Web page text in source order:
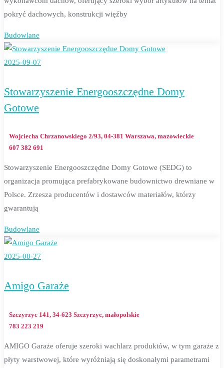
pokryć dachowych, konstrukcji więźby
Budowlane
2025-09-07
Stowarzyszenie Energooszczędne Domy
Gotowe
Wojciecha Chrzanowskiego 2/93, 04-381 Warszawa, mazowieckie
607 382 691
Stowarzyszenie Energooszczędne Domy Gotowe (SEDG) to
organizacja promująca prefabrykowane budownictwo drewniane w
Polsce. Zrzesza producentów i dostawców materiałów, którzy
gwarantują
Budowlane
2025-08-27
Amigo Garaże
Szczyrzyc 141, 34-623 Szczyrzyc, małopolskie
783 223 219
AMIGO Garaże oferuje szeroki wachlarz produktów, w tym garaże z
płyty warstwowej, które wyróżniają się doskonałymi parametrami